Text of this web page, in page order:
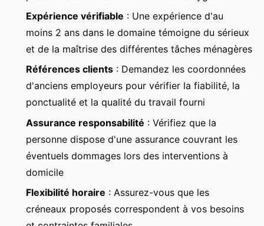
Expérience vérifiable : Une expérience d'au
moins 2 ans dans le domaine témoigne du sérieux
et de la maîtrise des différentes tâches ménagères
Références clients : Demandez les coordonnées
d'anciens employeurs pour vérifier la fiabilité, la
ponctualité et la qualité du travail fourni
Assurance responsabilité : Vérifiez que la
personne dispose d'une assurance couvrant les
éventuels dommages lors des interventions à
domicile
Flexibilité horaire : Assurez-vous que les
créneaux proposés correspondent à vos besoins